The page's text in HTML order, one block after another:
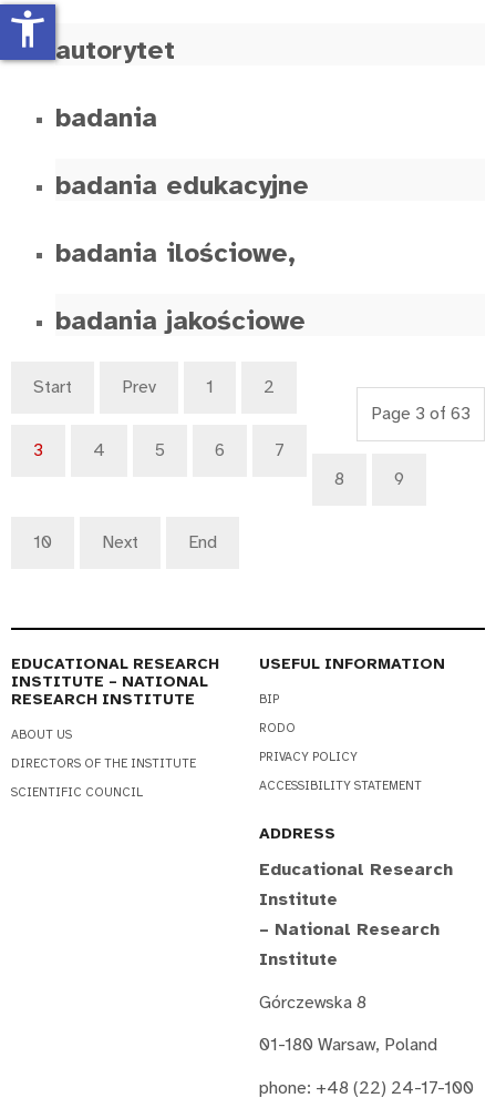
autorytet
badania
badania edukacyjne
badania ilościowe,
badania jakościowe
Page 3 of 63
Start Prev 1 2
3 4 5 6
7
8
9
10 Next End
EDUCATIONAL RESEARCH
INSTITUTE – NATIONAL
RESEARCH INSTITUTE
ABOUT US
DIRECTORS OF THE INSTITUTE
SCIENTIFIC COUNCIL
USEFUL INFORMATION
BIP
RODO
PRIVACY POLICY
ACCESSIBILITY STATEMENT
ADDRESS
Educational Research
Institute
– National Research
Institute
Górczewska 8
01-180 Warsaw, Poland
phone: +48 (22) 24-17-100
accessibility_new